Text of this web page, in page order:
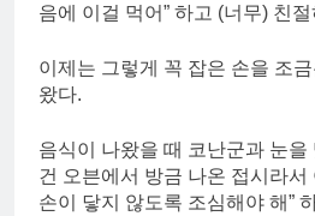
음에 이걸 먹어” 하고 (너무) 친
이제는 그렇게 꼭 잡은 손을 조
왔다.
음식이 나왔을 때 코난군과 눈을
건 오븐에서 방금 나온 접시라서
손이 닿지 않도록 조심해야 해”